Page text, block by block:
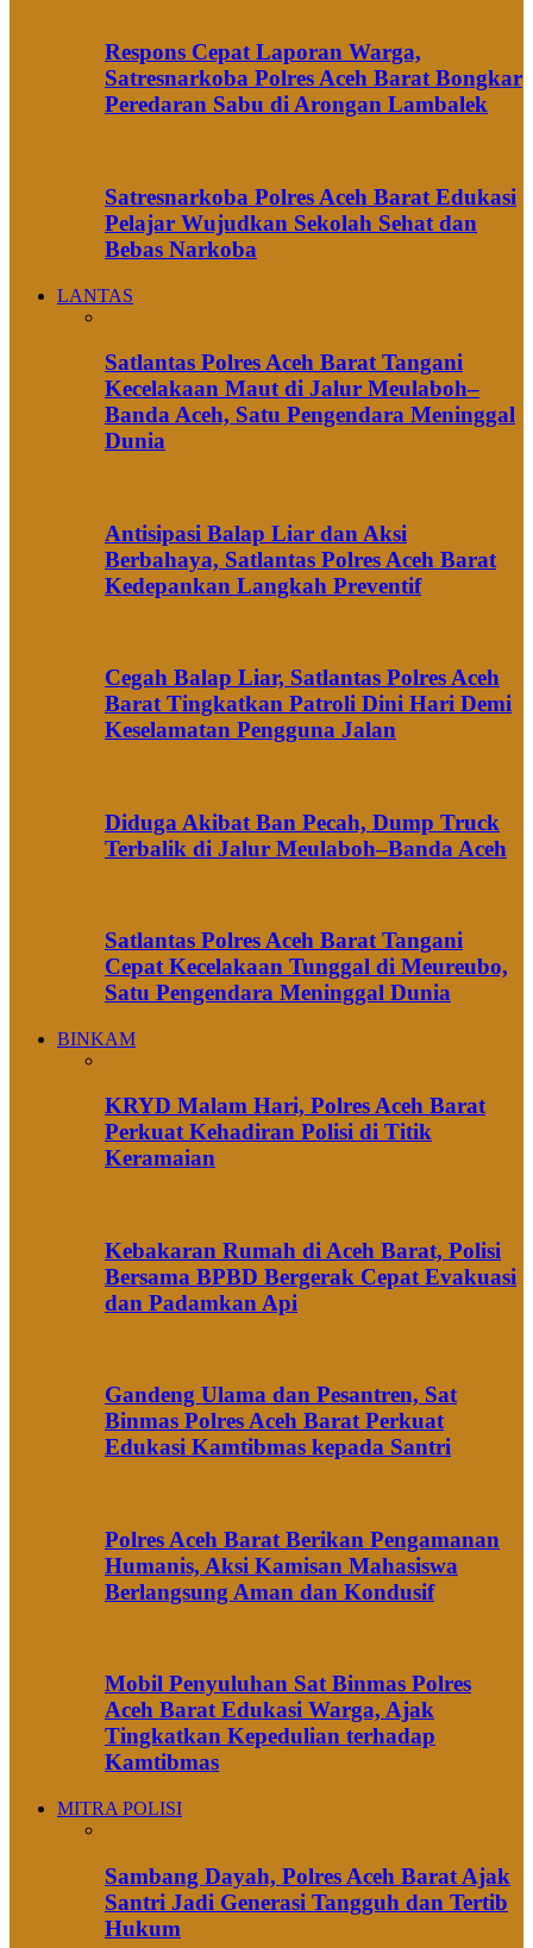
Respons Cepat Laporan Warga,
Satresnarkoba Polres Aceh Barat Bongkar
Peredaran Sabu di Arongan Lambalek
Satresnarkoba Polres Aceh Barat Edukasi
Pelajar Wujudkan Sekolah Sehat dan
Bebas Narkoba
LANTAS
Satlantas Polres Aceh Barat Tangani
Kecelakaan Maut di Jalur Meulaboh–
Banda Aceh, Satu Pengendara Meninggal
Dunia
Antisipasi Balap Liar dan Aksi
Berbahaya, Satlantas Polres Aceh Barat
Kedepankan Langkah Preventif
Cegah Balap Liar, Satlantas Polres Aceh
Barat Tingkatkan Patroli Dini Hari Demi
Keselamatan Pengguna Jalan
Diduga Akibat Ban Pecah, Dump Truck
Terbalik di Jalur Meulaboh–Banda Aceh
Satlantas Polres Aceh Barat Tangani
Cepat Kecelakaan Tunggal di Meureubo,
Satu Pengendara Meninggal Dunia
BINKAM
KRYD Malam Hari, Polres Aceh Barat
Perkuat Kehadiran Polisi di Titik
Keramaian
Kebakaran Rumah di Aceh Barat, Polisi
Bersama BPBD Bergerak Cepat Evakuasi
dan Padamkan Api
Gandeng Ulama dan Pesantren, Sat
Binmas Polres Aceh Barat Perkuat
Edukasi Kamtibmas kepada Santri
Polres Aceh Barat Berikan Pengamanan
Humanis, Aksi Kamisan Mahasiswa
Berlangsung Aman dan Kondusif
Mobil Penyuluhan Sat Binmas Polres
Aceh Barat Edukasi Warga, Ajak
Tingkatkan Kepedulian terhadap
Kamtibmas
MITRA POLISI
Sambang Dayah, Polres Aceh Barat Ajak
Santri Jadi Generasi Tangguh dan Tertib
Hukum